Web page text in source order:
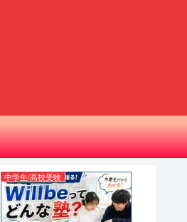
中学生/高校受験